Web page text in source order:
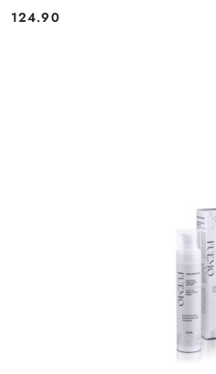
Cena:
124.90